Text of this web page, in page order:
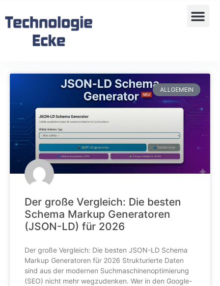
ALLGEMEIN
Der große Vergleich: Die besten
Schema Markup Generatoren
(JSON-LD) für 2026
Der große Vergleich: Die besten JSON-LD Schema
Markup Generatoren für 2026 Strukturierte Daten
sind aus der modernen Suchmaschinenoptimierung
(SEO) nicht mehr wegzudenken. Wer in den Google-